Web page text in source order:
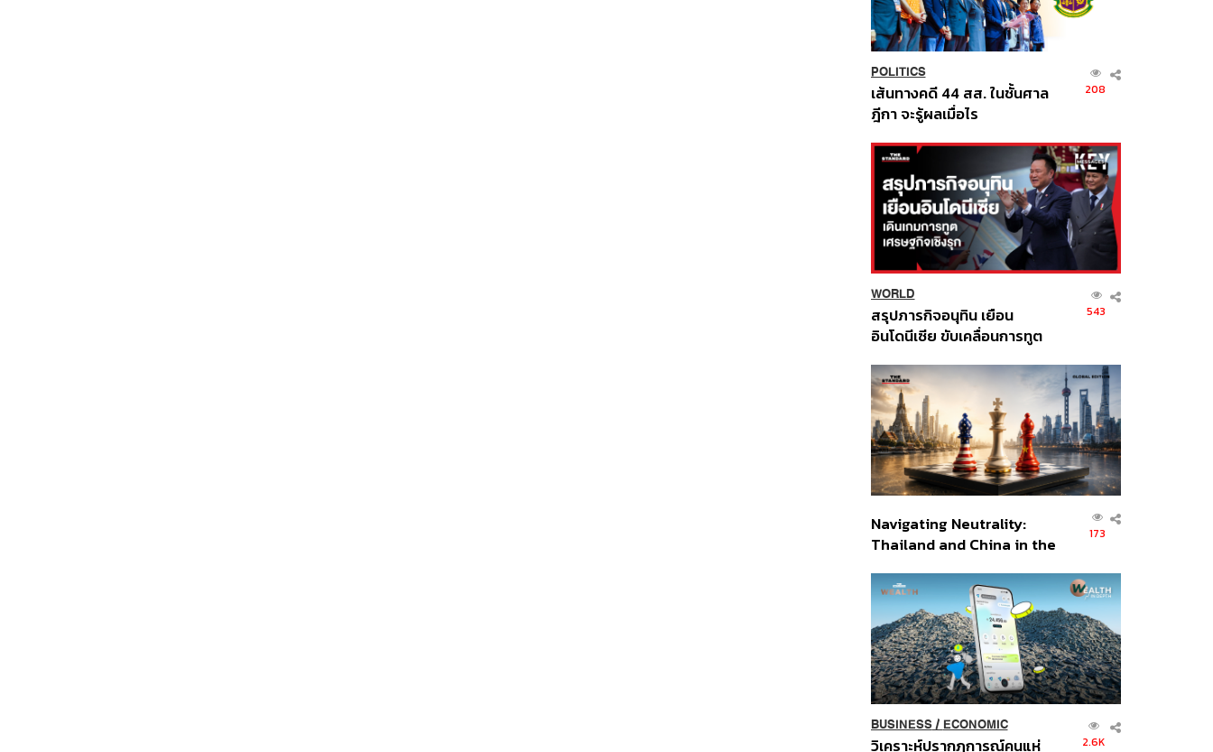
POLITICS
เส้นทางคดี 44 สส. ในชั้นศาล
ฎีกา จะรู้ผลเมื่อไร
208
WORLD
สรุปภารกิจอนุทิน เยือน
อินโดนีเซีย ขับเคลื่อนการทูต
ส่วนยุทธศาสตร์ไทย –
อินโดนีเซีย
543
Navigating Neutrality:
Thailand and China in the
Order
173
BUSINESS/ ECONOMIC
วิเคราะห์ปรากฏการณ์คนแห่ 2.6K